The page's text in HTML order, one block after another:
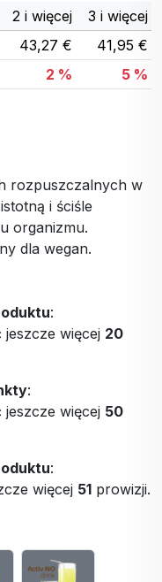
2 i więcej
3 i więcej
43,27 €
41,95 €
2 % 5 %
rozpuszczalnych w
i ściśle
organizmu.
dla wegan.
:
więcej 20
:
więcej 50
:
więcej 51 prowizji.